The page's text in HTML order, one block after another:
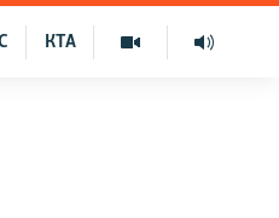
КТА